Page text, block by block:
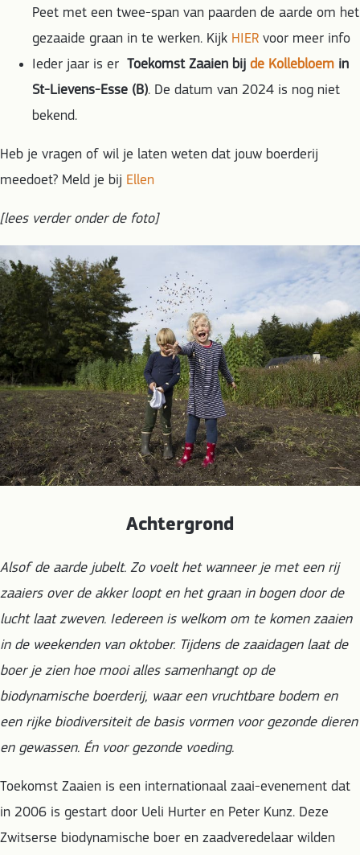
Peet met een twee-span van paarden de aarde om het
gezaaide graan in te werken. Kijk HIER voor meer info
Ieder jaar is er Toekomst Zaaien bij de Kollebloem in
St-Lievens-Esse (B). De datum van 2024 is nog niet
bekend.
Heb je vragen of wil je laten weten dat jouw boerderij
meedoet? Meld je bij Ellen
[lees verder onder de foto]
Achtergrond
Alsof de aarde jubelt. Zo voelt het wanneer je met een rij
zaaiers over de akker loopt en het graan in bogen door de
lucht laat zweven. Iedereen is welkom om te komen zaaien
in de weekenden van oktober. Tijdens de zaaidagen laat de
boer je zien hoe mooi alles samenhangt op de
biodynamische boerderij, waar een vruchtbare bodem en
een rijke biodiversiteit de basis vormen voor gezonde dieren
en gewassen. Én voor gezonde voeding.
Toekomst Zaaien is een internationaal zaai-evenement dat
in 2006 is gestart door Ueli Hurter en Peter Kunz. Deze
Zwitserse biodynamische boer en zaadveredelaar wilden